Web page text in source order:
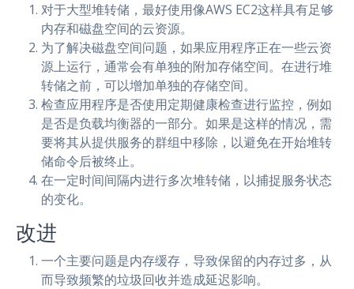
对于大型堆转储，最好使用像AWS EC2这样具有足够
内存和磁盘空间的云资源。
为了解决磁盘空间问题，如果应用程序正在一些云资
源上运行，通常会有单独的附加存储空间。在进行堆
转储之前，可以增加单独的存储空间。
检查应用程序是否使用定期健康检查进行监控，例如
是否是负载均衡器的一部分。如果是这样的情况，需
要将其从提供服务的群组中移除，以避免在开始堆转
储命令后被终止。
在一定时间间隔内进行多次堆转储，以捕捉服务状态
的变化。
改进
一个主要问题是内存缓存，导致保留的内存过多，从
而导致频繁的垃圾回收并造成延迟影响。